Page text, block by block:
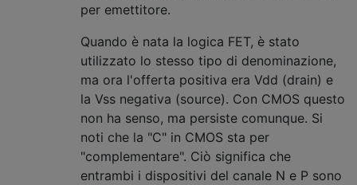
per emettitore.
Quando è nata la logica FET, è stato
utilizzato lo stesso tipo di denominazione,
ma ora l'offerta positiva era Vdd (drain) e
la Vss negativa (source). Con CMOS questo
non ha senso, ma persiste comunque. Si
noti che la "C" in CMOS sta per
"complementare". Ciò significa che
entrambi i dispositivi del canale N e P sono